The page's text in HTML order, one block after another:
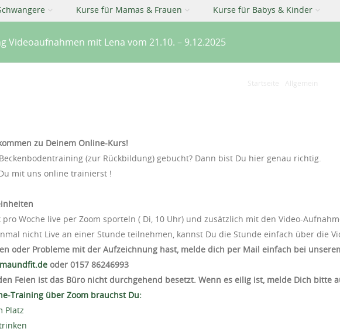
Kurse für Mamas & Frauen Kurse für Babys & Kinder
Videoaufnahmen mit Lena vom 21.10. – 9.12.2025
Startseite Allgemein
zu Deinem Online-Kurs!
(zur Rückbildung) gebucht? Dann bist Du hier genau richtig.
mit uns online trainierst !
pro Woche live per Zoom sporteln ( Di, 10 Uhr) und zusätzlich mit den Video-
nicht Live an einer Stunde teilnehmen, kannst Du die Stunde einfach über die
oder Probleme mit der Aufzeichnung hast, melde dich per Mail einfach bei
oder ‭0157 86246993‬
Feien ist das Büro nicht durchgehend besetzt. Wenn es eilig ist, melde Dich bitte
Training über Zoom brauchst Du:
Platz